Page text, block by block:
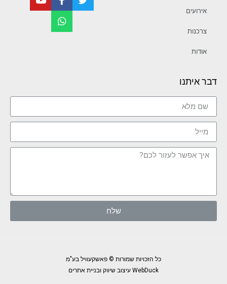
אירועים
צרכנות
אודות
דבר איתנו
שלח
כל הזכויות שמורות © פאשקעוויל בע"מ
WebDuck עיצוב שיווק ובניית אתרים